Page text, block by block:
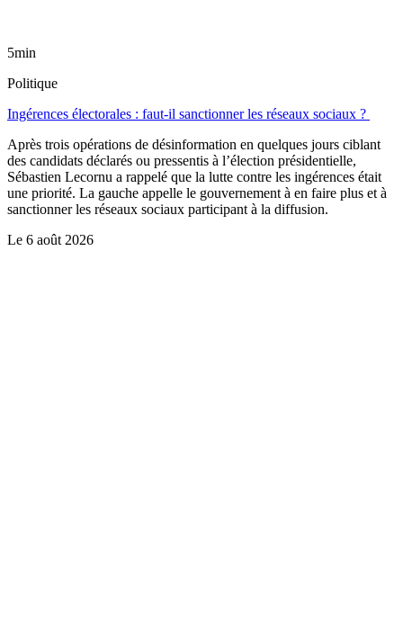
5min
Politique
Ingérences électorales : faut-il sanctionner les réseaux sociaux ?
Après trois opérations de désinformation en quelques jours ciblant
des candidats déclarés ou pressentis à l’élection présidentielle,
Sébastien Lecornu a rappelé que la lutte contre les ingérences était
une priorité. La gauche appelle le gouvernement à en faire plus et à
sanctionner les réseaux sociaux participant à la diffusion.
Le 6 août 2026